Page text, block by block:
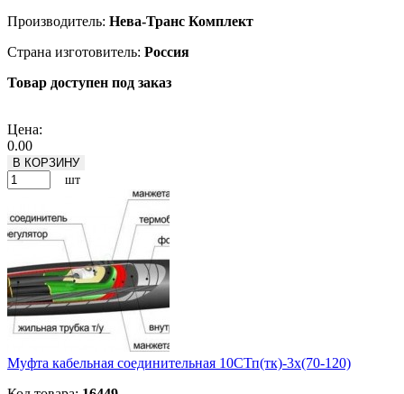
Производитель: Нева-Транс Комплект
Страна изготовитель: Россия
Товар доступен под заказ
Цена:
0.00
В КОРЗИНУ
шт
Муфта кабельная соединительная 10СТп(тк)-3х(70-120)